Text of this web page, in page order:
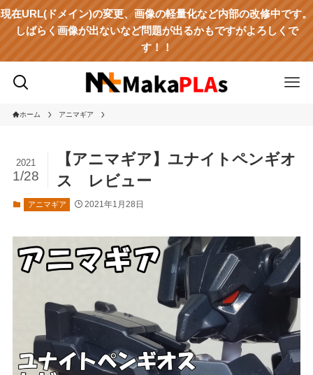
現在URL(ドメイン)の変更、画像の軽量化など内部の改修中です。
しばらく画像が出ないなど問題が出るかもですがよろしくで
す！！
ホーム アニマギア
【アニマギア】ユナイトペンギオ
ス レビュー
2021
1/28
アニマギア 2021年1月28日